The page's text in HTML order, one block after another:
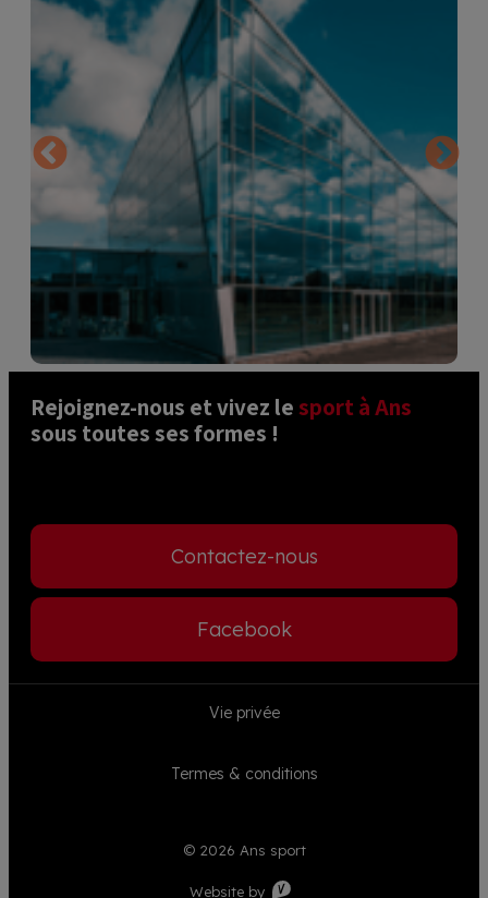
Rejoignez-nous et vivez le sport à Ans
sous toutes ses formes !
Contactez-nous
Facebook
Footer
Vie privée
Termes & conditions
© 2026 Ans sport
Website by